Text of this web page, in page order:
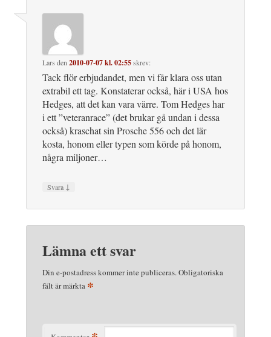
Lars den2010-07-07 kl. 02:55skrev:
Tack flör erbjudandet, men vi får klara oss utan
extrabil ett tag. Konstaterar också, här i USA hos
Hedges, att det kan vara värre. Tom Hedges har
i ett ”veteranrace” (det brukar gå undan i dessa
också) kraschat sin Prosche 556 och det lär
kosta, honom eller typen som körde på honom,
några miljoner…
Svara ↓
Lämna ett svar
Din e-postadress kommer inte publiceras.Obligatoriska
fält är märkta *